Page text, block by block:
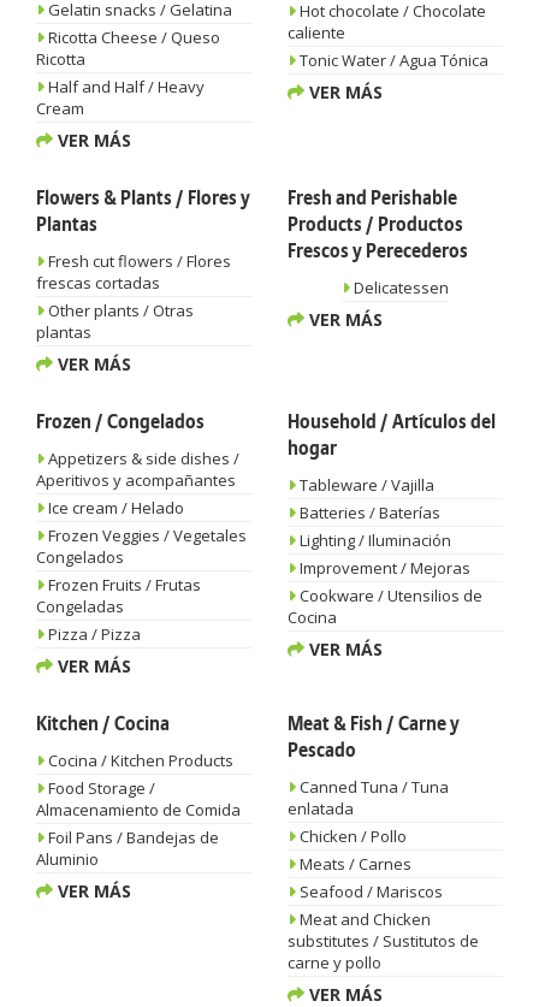
Gelatin snacks / Gelatina
Ricotta Cheese / Queso
Ricotta
Half and Half / Heavy
Cream
VER MÁS
Hot chocolate / Chocolate
caliente
Tonic Water / Agua Tónica
VER MÁS
Flowers & Plants / Flores y
Plantas
Fresh cut flowers / Flores
frescas cortadas
Other plants / Otras
plantas
VER MÁS
Fresh and Perishable
Products / Productos
Frescos y Perecederos
Delicatessen
VER MÁS
Frozen / Congelados
Appetizers & side dishes /
Aperitivos y acompañantes
Ice cream / Helado
Frozen Veggies / Vegetales
Congelados
Frozen Fruits / Frutas
Congeladas
Pizza / Pizza
VER MÁS
Household / Artículos del
hogar
Tableware / Vajilla
Batteries / Baterías
Lighting / Iluminación
Improvement / Mejoras
Cookware / Utensilios de
Cocina
VER MÁS
Kitchen / Cocina
Cocina / Kitchen Products
Food Storage /
Almacenamiento de Comida
Foil Pans / Bandejas de
Aluminio
VER MÁS
Meat & Fish / Carne y
Pescado
Canned Tuna / Tuna
enlatada
Chicken / Pollo
Meats / Carnes
Seafood / Mariscos
Meat and Chicken
substitutes / Sustitutos de
carne y pollo
VER MÁS